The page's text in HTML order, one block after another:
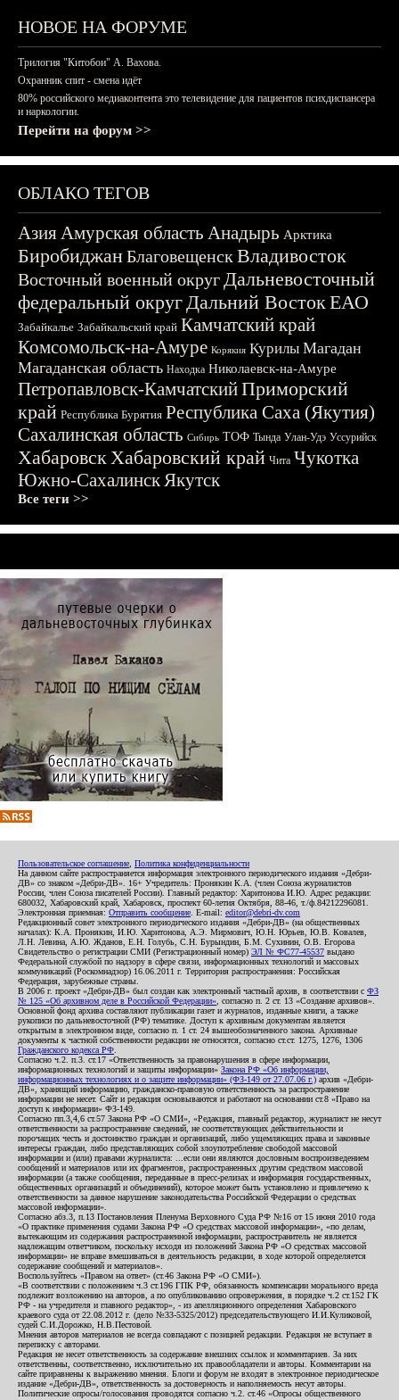
НОВОЕ НА ФОРУМЕ
Трилогия "Китобои" А. Вахова.
Охранник спит - смена идёт
80% российского медиаконтента это телевидение для пациентов психдиспансера
и наркологии.
Перейти на форум >>
ОБЛАКО ТЕГОВ
АзияАмурская область Анадырь Арктика
БиробиджанБлаговещенскВладивосток
Восточный военный округДальневосточный
федеральный округДальний ВостокЕАО
Забайкалье Забайкальский край Камчатский край
Комсомольск-на-Амуре Корякия Курилы Магадан
Магаданская область Находка Николаевск-на-Амуре
Петропавловск-КамчатскийПриморский
край Республика Бурятия Республика Саха (Якутия)
Сахалинская область Сибирь ТОФ Тында Улан-Удэ Уссурийск
ХабаровскХабаровский край Чита Чукотка
Южно-СахалинскЯкутск
Все теги >>
Пользовательское соглашение Политика конфиденциальности
На данном сайте распространяется информация электронного периодического издания «Дебри-
ДВ» со знаком «Дебри-ДВ». 16+ Учредитель: Пронякин К.А. (член Союза журналистов
России, член Союза писателей России). Главный редактор: Харитонова И.Ю. Адрес редакции:
680032, Хабаровский край, Хабаровск, проспект 60-летия Октября, 88-46, т./ф.84212296081.
Электронная приемная: Отправить сообщение . E-mail: editor@debri-dv.com
Редакционный совет электронного периодического издания «Дебри-ДВ» (на общественных
началах): К.А. Пронякин, И.Ю. Харитонова, А.Э. Мирмович, Ю.Н. Юрьев, Ю.В. Ковалев,
Л.Н. Левина, А.Ю. Жданов, Е.Н. Голубь, С.Н. Бурындин, Б.М. Сухинин, О.В. Егорова
Свидетельство о регистрации СМИ (Регистрационный номер) ЭЛ № ФС77-45537 выдано
Федеральной службой по надзору в сфере связи, информационных технологий и массовых
коммуникаций (Роскомнадзор) 16.06.2011 г. Территория распространения: Российская
Федерация, зарубежные страны.
В 2006 г. проект «Дебри-ДВ» был создан как электронный частный архив, в соответствии с ФЗ
№ 125 «Об архивном деле в Российской Федерации» , согласно п. 2 ст. 13 «Создание архивов».
Основной фонд архива составляют публикации газет и журналов, изданные книги, а также
рукописи по дальневосточной (РФ) тематике. Доступ к архивным документам является
открытым в электронном виде, согласно п. 1 ст. 24 вышеобозначенного закона. Архивные
документы к частной собственности редакции не относятся, согласно ст.ст. 1275, 1276, 1306
Гражданского кодекса РФ
Согласно ч.2. п.3. ст.17 «Ответственность за правонарушения в сфере информации,
информационных технологий и защиты информации» Закона РФ «Об информации,
информационных технологиях и о защите информации» (ФЗ-149 от 27.07.06 г.) архив «Дебри-
ДВ», хранящий информацию, гражданско-правовую ответственность за распространение
информации не несет. Сайт и редакция основываются и работают на основании ст.8 «Право на
доступ к информации» ФЗ-149.
Согласно пп.3,4,6 ст.57 Закона РФ «О СМИ», «Редакция, главный редактор, журналист не несут
ответственности за распространение сведений, не соответствующих действительности и
порочащих честь и достоинство граждан и организаций, либо ущемляющих права и законные
интересы граждан, либо представляющих собой злоупотребление свободой массовой
информации и (или) правами журналиста: ...если они являются дословным воспроизведением
сообщений и материалов или их фрагментов, распространенных другим средством массовой
информации (а также сообщения, переданные в пресс-релизах и информация государственных,
общественных организаций и объединений), которое может быть установлено и привлечено к
ответственности за данное нарушение законодательства Российской Федерации о средствах
массовой информации».
Согласно абз.3, п.13 Постановления Пленума Верховного Суда РФ №16 от 15 июня 2010 года
«О практике применения судами Закона РФ «О средствах массовой информации», «по делам,
вытекающим из содержания распространенной информации, распространитель не является
надлежащим ответчиком, поскольку исходя из положений Закона РФ «О средствах массовой
информации» не вправе вмешиваться в деятельность редакции, в ходе которой определяется
содержание сообщений и материалов».
Воспользуйтесь «Правом на ответ» (ст.46 Закона РФ «О СМИ»).
«В соответствии с положением ч.3 ст.196 ГПК РФ, обязанность компенсации морального вреда
подлежит возложению на авторов, а по опубликованию опровержения, в порядке ч.2 ст.152 ГК
РФ - на учредителя и главного редактор», - из апелляционного определения Хабаровского
краевого суда от 22.08.2012 г. (дело №33-5325/2012) председательствующего И.И.Куликовой,
судей С.И.Дорожко, Н.В.Пестовой.
Мнения авторов материалов не всегда совпадают с позицией редакции. Редакция не вступает в
переписку с авторами.
Редакция не несет ответственность за содержание внешних ссылок и комментариев. За них
ответственны, соответственно, исключительно их правообладатели и авторы. Комментарии на
сайте приравнены к выражению мнения. Блоги и форум не входят в электронное периодическое
издание «Дебри-ДВ», ответственность за достоверность и наполняемость несут авторы.
Политические опросы/голосования проводятся согласно ч.2. ст.46 «Опросы общественного